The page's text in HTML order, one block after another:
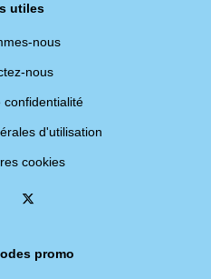
utiles
nous
nous
confidentialité
d'utilisation
cookies
promo